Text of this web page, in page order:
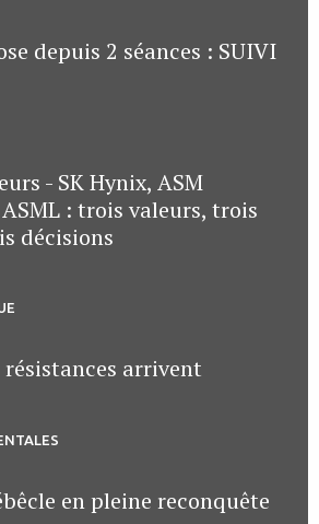
depuis 2 séances : SUIVI
- SK Hynix, ASM
: trois valeurs, trois
décisions
arrivent
en pleine reconquête